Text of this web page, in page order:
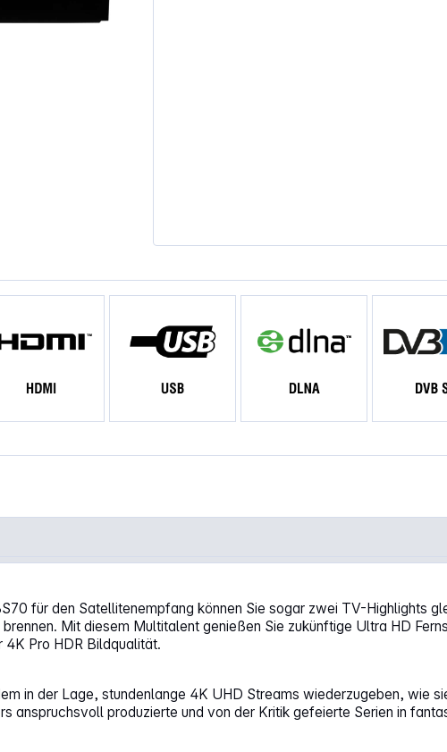
für den Satellitenempfang können Sie sogar zwei TV-Highlights
Mit diesem Multitalent genießen Sie zukünftige Ultra HD
Pro HDR Bildqualität.
in der Lage, stundenlange 4K UHD Streams wiederzugeben, wie
anspruchsvoll produzierte und von der Kritik gefeierte Serien in